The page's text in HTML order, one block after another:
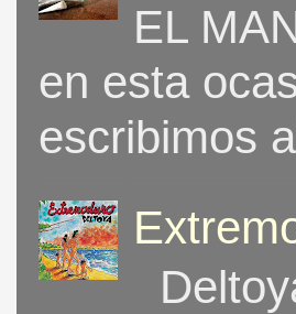
EL
en esta
escribimos